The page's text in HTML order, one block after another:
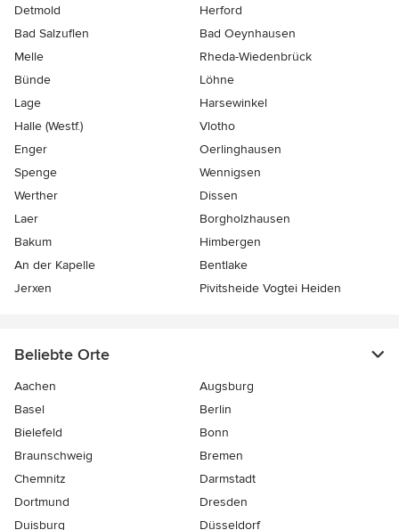
Detmold
Herford
Bad Salzuflen
Bad Oeynhausen
Melle
Rheda-Wiedenbrück
Bünde
Löhne
Lage
Harsewinkel
Halle (Westf.)
Vlotho
Enger
Oerlinghausen
Spenge
Wennigsen
Werther
Dissen
Laer
Borgholzhausen
Bakum
Himbergen
An der Kapelle
Bentlake
Jerxen
Pivitsheide Vogtei Heiden
Beliebte Orte
Aachen
Augsburg
Basel
Berlin
Bielefeld
Bonn
Braunschweig
Bremen
Chemnitz
Darmstadt
Dortmund
Dresden
Duisburg
Düsseldorf